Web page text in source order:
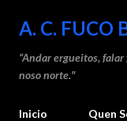
A. C. FUCO
“Andar ergueitos,
noso norte."
Inicio Quen